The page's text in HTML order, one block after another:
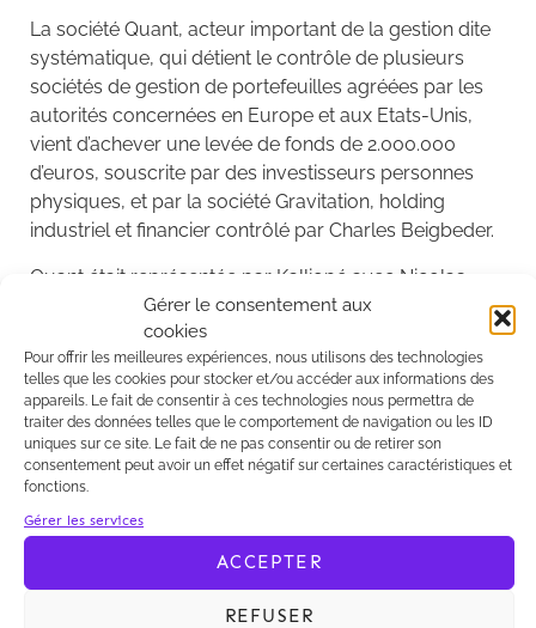
Gérer le consentement aux
cookies
Pour offrir les meilleures expériences, nous utilisons des technologies
telles que les cookies pour stocker et/ou accéder aux informations des
appareils. Le fait de consentir à ces technologies nous permettra de
traiter des données telles que le comportement de navigation ou les ID
uniques sur ce site. Le fait de ne pas consentir ou de retirer son
consentement peut avoir un effet négatif sur certaines caractéristiques et
fonctions.
Gérer les services
ACCEPTER
REFUSER
La société Quant, acteur important de la gestion dite
systématique, qui détient le contrôle de plusieurs
sociétés de gestion de portefeuilles agréées par les
autorités concernées en Europe et aux Etats-Unis,
vient d’achever une levée de fonds de 2.000.000
d’euros, souscrite par des investisseurs personnes
physiques, et par la société Gravitation, holding
industriel et financier contrôlé par Charles Beigbeder.
Quant était représentée par Kalliopé avec Nicolas
Contis, associé, et Camille Jaeglé, collaboratrice.
Hogan Lovells conseillait pour sa part Gravitation
avec Pascal de Moidrey, associé, et Betty Edery,
collaboratrice.
La société Quant, acteur important de la gestion dite
systématique, qui détient le contrôle de plusieurs
autorités concernées en Europe et aux Etats-Unis,